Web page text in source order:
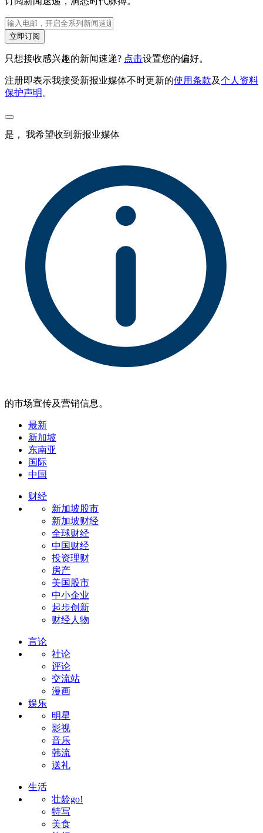
立即订阅
只想接收感兴趣的新闻速递? 点击设置您的偏好。
注册即表示我接受新报业媒体不时更新的使用条款及个人资料
保护声明 。
是， 我希望收到新报业媒体
的市场宣传及营销信息。
最新
新加坡
东南亚
国际
中国
财经
新加坡股市
新加坡财经
全球财经
中国财经
投资理财
房产
美国股市
中小企业
起步创新
财经人物
言论
社论
评论
交流站
漫画
娱乐
明星
影视
音乐
韩流
送礼
生活
壮龄go!
特写
美食